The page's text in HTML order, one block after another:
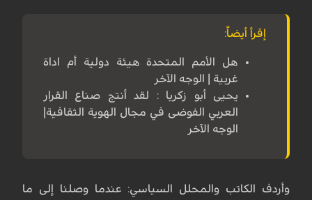
إقرأ أيضاً:
هل الأمم المتحدة هيئة دولية أم اداة
غربية | الوجه الآخر
يحيى أبو زكريا : لقد أنتج صناع القرار
العربي الفوضى في مجال الهوية الثقافية|
الوجه الآخر
وأردف الكاتب والمحلل السياسي: عندما وصلنا إلى ما